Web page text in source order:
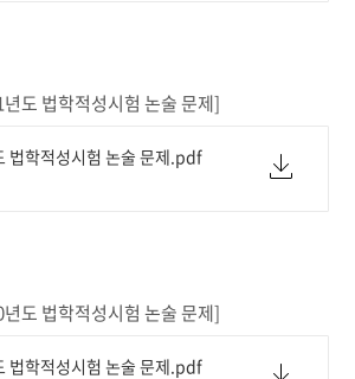
도 법학적성시험 논술 문제]
법학적성시험 논술 문제.pdf
도 법학적성시험 논술 문제]
법학적성시험 논술 문제.pdf